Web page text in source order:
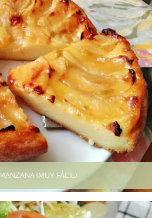
(MUY FÁCIL)